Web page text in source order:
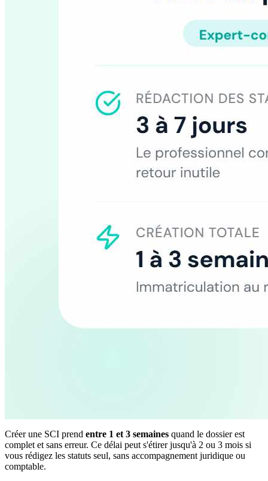
Créer une SCI prend entre 1 et 3 semaines quand le dossier est
complet et sans erreur. Ce délai peut s'étirer jusqu'à 2 ou 3 mois si
vous rédigez les statuts seul, sans accompagnement juridique ou
comptable.